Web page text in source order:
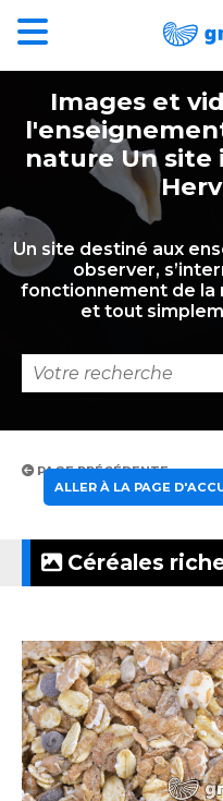
Images et
nature Un site
Un site destiné aux
observer,
fonctionnement de la
et tout
PAGE PRÉCÉDENTE
ALLER À LA PAGE
Céréales